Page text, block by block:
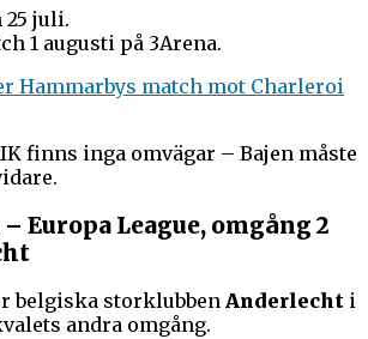
25 juli.
1 augusti på 3Arena.
Hammarbys match mot Charleroi
finns inga omvägar – Bajen måste
Europa League, omgång 2
belgiska storklubben Anderlecht i
andra omgång.